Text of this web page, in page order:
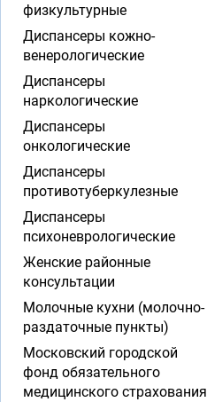
физкультурные
Диспансеры кожно-
венерологические
Диспансеры
наркологические
Диспансеры
онкологические
Диспансеры
противотуберкулезные
Диспансеры
психоневрологические
Женские районные
консультации
Молочные кухни (молочно-
раздаточные пункты)
Московский городской
фонд обязательного
медицинского страхования